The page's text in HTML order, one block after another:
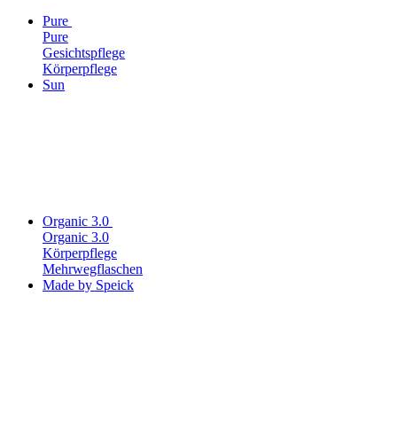
Pure
Pure
Gesichtspflege
Körperpflege
Sun
Organic 3.0
Organic 3.0
Körperpflege
Mehrwegflaschen
Made by Speick